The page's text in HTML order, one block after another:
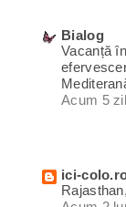
Bialog
Vacanță
Acum 5
ici-